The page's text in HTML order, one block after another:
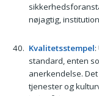
nøjagtig,
Kvalitetsstempel
standard, enten
anerkendelse.
tjenester og